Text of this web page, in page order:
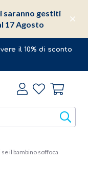
il 10% di sconto
il bambino soffoca
saranno gestiti
17 Agosto